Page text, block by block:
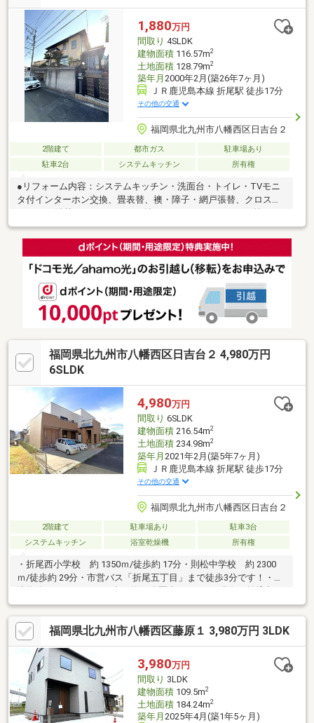
性をぜひ現地でご体感ください。
1,880万円
間取り 4SLDK
建物面積116.57m2
土地面積128.79m2
築年月 2000年2月(築26年7ヶ月)
ＪＲ鹿児島本線 折尾駅 徒歩17分
その他の交通
福岡県北九州市八幡西区日吉台２
2階建て 都市ガス
駐車場あり
駐車2台
システムキッチン 所有権
●リフォーム内容：システムキッチン・洗面台・トイレ・TVモニ
タ付インターホン交換、畳表替、襖・障子・網戸張替、クロス・
沿線利用可●国道199号線近く車でのアクセスも良好●勝手口には
ストックヤードあり●全居室6帖以上●2階に約3帖の窓付の納戸あ
りミサワホーム施工の広い納戸付の物件です。全居室6帖以上でゆ
とりのある4LDK+Sです。和室とリビングが隣接している使い勝
ことで、住居スペースを綺麗に保てます。住まい探しは是非私ど
もにもサポートさせてください。
福岡県北九州市八幡西区日吉台２ 4,980万円
6SLDK
4,980万円
間取り 6SLDK
建物面積216.54m2
土地面積234.98m2
築年月 2021年2月(築5年7ヶ月)
ＪＲ鹿児島本線 折尾駅 徒歩17分
その他の交通
福岡県北九州市八幡西区日吉台２
2階建て 駐車場あり
駐車3台
システムキッチン
浴室乾燥機 所有権
・折尾西小学校 約 1350ｍ/徒歩約 17分・則松中学校 約 2300
ｍ/徒歩約 29分・市営バス「折尾五丁目」まで徒歩3分です！・築
浅物件!!・スーパーまで車で約10分圏内にあり！※現在、賃貸中で
す。2026年2月中旬頃より順次、ご案内いたします。ご条件にあ
った物件が見つからないお客様、探しはじめで物件情報がほしい
お客様などに当店は、おすすめです。お家購入についてのご相
談、購入時にかかる諸費用、住宅ローン、相続の相談等お家の事
ならすべて対応させて頂きます。いろいろな解決策をご提案させ
て頂きます。詳しくはお問合せください!! 見るだけ、聞くだけ全
て無料です。
福岡県北九州市八幡西区藤原１ 3,980万円 3LDK
3,980万円
間取り 3LDK
建物面積109.5m2
土地面積184.24m2
築年月 2025年4月(築1年5ヶ月)